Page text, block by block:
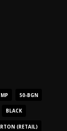
50-BGN
BLACK
(RETAIL)